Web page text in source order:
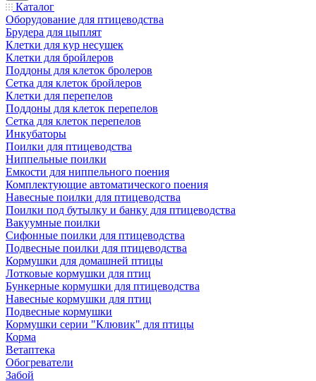
Каталог
Оборудование для птицеводства
Брудера для цыплят
Клетки для кур несушек
Клетки для бройлеров
Поддоны для клеток бролеров
Сетка для клеток бройлеров
Клетки для перепелов
Поддоны для клеток перепелов
Сетка для клеток перепелов
Инкубаторы
Поилки для птицеводства
Ниппельные поилки
Емкости для ниппельного поения
Комплектующие автоматического поения
Навесные поилки для птицеводства
Поилки под бутылку и банку для птицеводства
Вакуумные поилки
Сифонные поилки для птицеводства
Подвесные поилки для птицеводства
Кормушки для домашней птицы
Лотковые кормушки для птиц
Бункерные кормушки для птицеводства
Навесные кормушки для птиц
Подвесные кормушки
Кормушки серии "Клювик" для птицы
Корма
Ветаптека
Обогреватели
Забой